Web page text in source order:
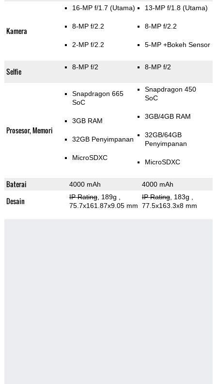
Kamera
16-MP f/1.7 (Utama)
8-MP f/2.2
2-MP f/2.2
13-MP f/1.8 (Utama)
8-MP f/2.2
5-MP +Bokeh Sensor
Selfie 8-MP f/2 8-MP f/2
Prosesor, Memori
Snapdragon 665
SoC
3GB RAM
32GB Penyimpanan
MicroSDXC
Snapdragon 450
SoC
3GB/4GB RAM
32GB/64GB
Penyimpanan
MicroSDXC
Baterai 4000 mAh 4000 mAh
Desain IP Rating, 189g
75.7x161.87x9.05 mm
IP Rating, 183g
77.5x163.3x8 mm